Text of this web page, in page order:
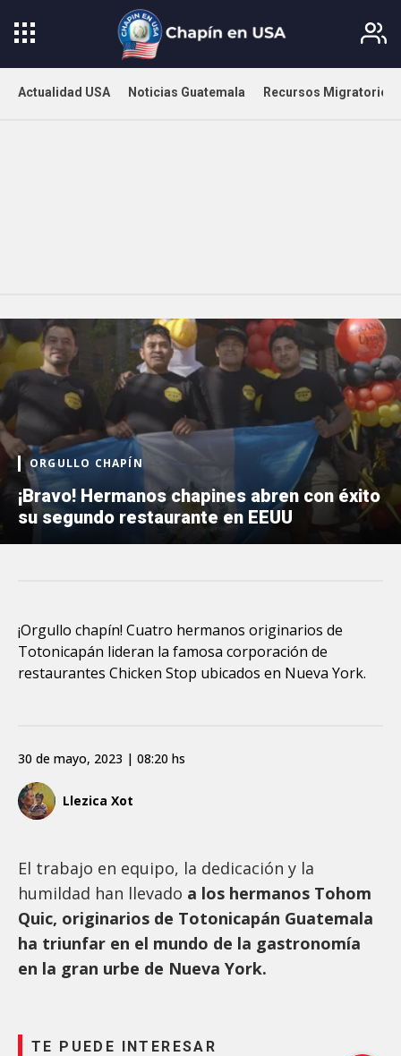
Actualidad USA Noticias Guatemala Recursos Migratorios
ORGULLO CHAPÍN
¡Bravo! Hermanos chapines abren con éxito
su segundo restaurante en EEUU
¡Orgullo chapín! Cuatro hermanos originarios de
Totonicapán lideran la famosa corporación de
restaurantes Chicken Stop ubicados en Nueva York.
Llezica Xot
30 de mayo, 2023 | 08:20 hs
El trabajo en equipo, la dedicación y la
humildad han llevado a los hermanos Tohom
Quic, originarios de Totonicapán Guatemala
ha triunfar en el mundo de la gastronomía
en la gran urbe de Nueva York.
TE PUEDE INTERESAR